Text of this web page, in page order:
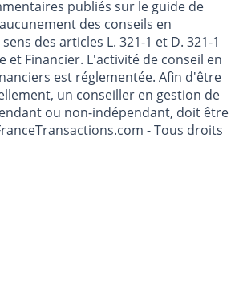
publiés sur le guide de
des conseils en
des articles L. 321-1 et D. 321-1
et Financier. L'activité de conseil en
est réglementée. Afin d'être
un conseiller en gestion de
ou non-indépendant, doit être